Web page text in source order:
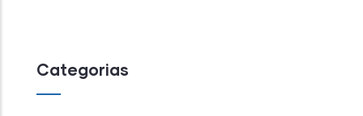
Categorias